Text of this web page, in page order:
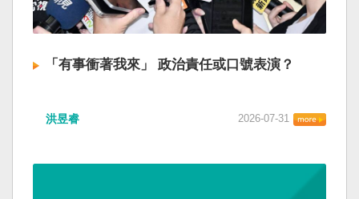
「有事衝著我來」 政治責任或口號表演？
洪昱睿 2026-07-31